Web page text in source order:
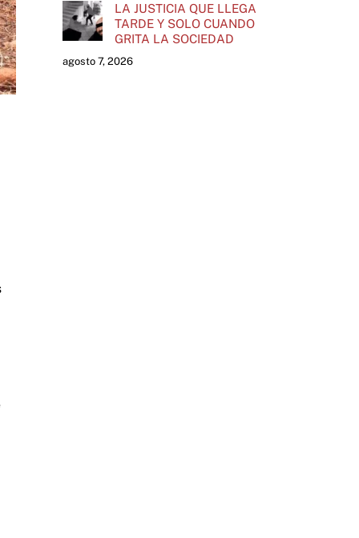
LA JUSTICIA QUE LLEGA
TARDE Y SOLO CUANDO
GRITA LA SOCIEDAD
agosto 7, 2026